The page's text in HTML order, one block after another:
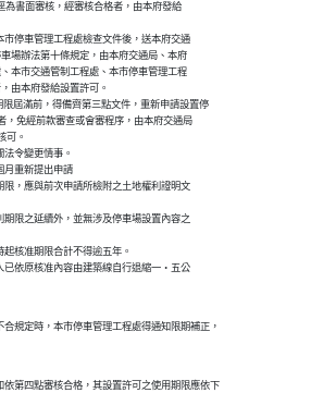
逕為書面審核，經審核合格者，由本府發給
本市停車管理工程處檢查文件後，送本府交通
停車場辦法第十條規定，由本府交通局、本府
處、本市交通管制工程處、本市停車管理工程
，由本府發給設置許可。
限屆滿前，得備齊第三點文件，重新申請設置停
者，免經前款審查或會審程序，由本府交通局
可。
法令變更情事。
個月重新提出申請
期限，應與前次申請所檢附之土地權利證明文
利期限之延續外，並無涉及停車場設置內容之
時起核准期限合計不得逾五年。
人已依原核准內容由建築線自行退縮一‧五公
規定時，本市停車管理工程處得通知限期補正，
第四點審核合格，其設置許可之使用期限應依下